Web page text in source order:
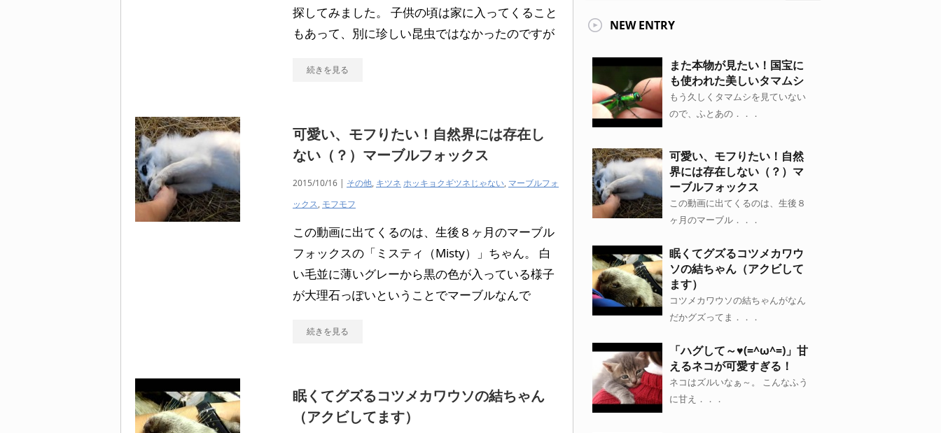
探してみました。 子供の頃は家に入ってくること
もあって、別に珍しい昆虫ではなかったのですが
続きを見る
可愛い、モフりたい！自然界には存在し
ない（？）マーブルフォックス
2015/10/16 | その他, キツネ ホッキョクギツネじゃない, マーブルフォ
ックス, モフモフ
この動画に出てくるのは、生後８ヶ月のマーブル
フォックスの「ミスティ（Misty）」ちゃん。 白
い毛並に薄いグレーから黒の色が入っている様子
が大理石っぽいということでマーブルなんで
続きを見る
眠くてグズるコツメカワウソの結ちゃん
（アクビしてます）
NEW ENTRY
また本物が見たい！国宝に
も使われた美しいタマムシ
もう久しくタマムシを見ていない
ので、ふとあの．．．
可愛い、モフりたい！自然
界には存在しない（？）マ
ーブルフォックス
この動画に出てくるのは、生後８
ヶ月のマーブル．．．
眠くてグズるコツメカワウ
ソの結ちゃん（アクビして
ます）
コツメカワウソの結ちゃんがなん
だかグズってま．．．
「ハグして～♥(=^ω^=)」甘
えるネコが可愛すぎる！
ネコはズルいなぁ～。 こんなふう
に甘え．．．